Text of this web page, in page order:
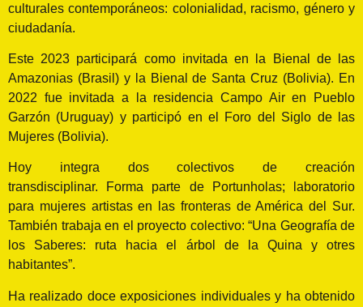
culturales contemporáneos: colonialidad, racismo, género y
ciudadanía.
Este 2023 participará como invitada en la Bienal de las
Amazonias (Brasil) y la Bienal de Santa Cruz (Bolivia). En
2022 fue invitada a la residencia Campo Air en Pueblo
Garzón (Uruguay) y participó en el Foro del Siglo de las
Mujeres (Bolivia).
Hoy integra dos colectivos de creación
transdisciplinar. Forma parte de Portunholas; laboratorio
para mujeres artistas en las fronteras de América del Sur.
También trabaja en el proyecto colectivo: “Una Geografía de
los Saberes: ruta hacia el árbol de la Quina y otres
habitantes”.
Ha realizado doce exposiciones individuales y ha obtenido